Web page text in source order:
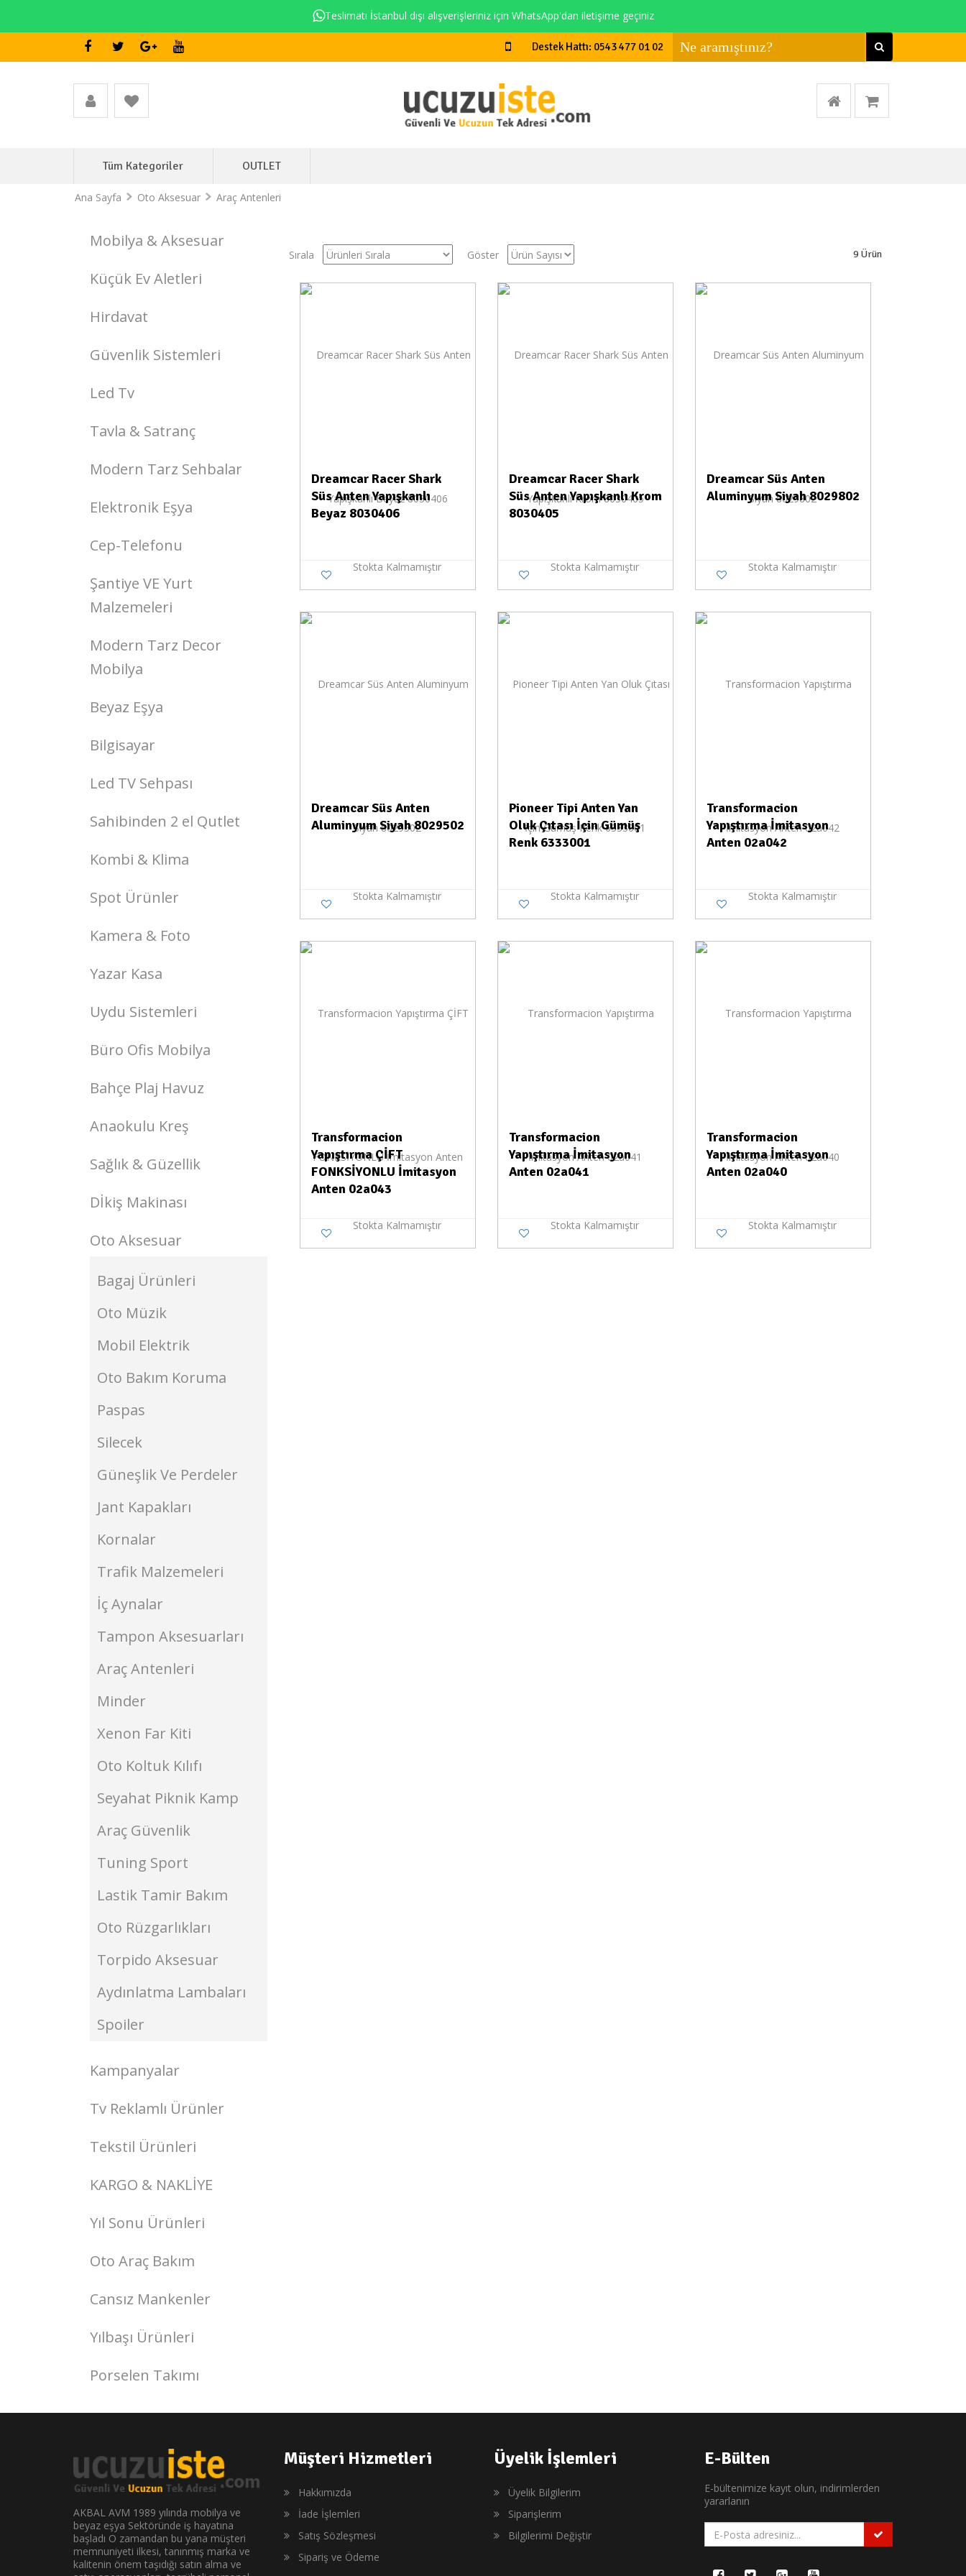
Teslimatı İstanbul dışı alışverişleriniz için WhatsApp'dan iletişime geçiniz
Destek Hattı: 0543 477 01 02
Tüm Kategoriler OUTLET
Ana Sayfa Oto Aksesuar Araç Antenleri
Mobilya & Aksesuar
Küçük Ev Aletleri
Hirdavat
Güvenlik Sistemleri
Led Tv
Tavla & Satranç
Modern Tarz Sehbalar
Elektronik Eşya
Cep-Telefonu
Şantiye VE Yurt
Malzemeleri
Modern Tarz Decor
Mobilya
Beyaz Eşya
Bilgisayar
Led TV Sehpası
Sahibinden 2 el Qutlet
Kombi & Klima
Spot Ürünler
Kamera & Foto
Yazar Kasa
Uydu Sistemleri
Büro Ofis Mobilya
Bahçe Plaj Havuz
Anaokulu Kreş
Sağlık & Güzellik
Dİkiş Makinası
Oto Aksesuar
Bagaj Ürünleri
Oto Müzik
Mobil Elektrik
Oto Bakım Koruma
Paspas
Silecek
Güneşlik Ve Perdeler
Jant Kapakları
Kornalar
Trafik Malzemeleri
İç Aynalar
Tampon Aksesuarları
Araç Antenleri
Minder
Xenon Far Kiti
Oto Koltuk Kılıfı
Seyahat Piknik Kamp
Araç Güvenlik
Tuning Sport
Lastik Tamir Bakım
Oto Rüzgarlıkları
Torpido Aksesuar
Aydınlatma Lambaları
Spoiler
Kampanyalar
Tv Reklamlı Ürünler
Tekstil Ürünleri
KARGO & NAKLİYE
Yıl Sonu Ürünleri
Oto Araç Bakım
Cansız Mankenler
Yılbaşı Ürünleri
Porselen Takımı
Sırala Göster 9Ürün
Dreamcar Racer Shark
Süs Anten Yapışkanlı
Beyaz 8030406
Stokta Kalmamıştır
Dreamcar Racer Shark
Süs Anten Yapışkanlı Krom
8030405
Stokta Kalmamıştır
Dreamcar Süs Anten
Aluminyum Siyah 8029802
Stokta Kalmamıştır
Dreamcar Süs Anten
Aluminyum Siyah 8029502
Stokta Kalmamıştır
Pioneer Tipi Anten Yan
Oluk Çıtası İçin Gümüş
Renk 6333001
Stokta Kalmamıştır
Transformacion
Yapıştırma İmitasyon
Anten 02a042
Stokta Kalmamıştır
Transformacion
Yapıştırma ÇİFT
FONKSİYONLU İmitasyon
Anten 02a043
Stokta Kalmamıştır
Transformacion
Yapıştırma İmitasyon
Anten 02a041
Stokta Kalmamıştır
Transformacion
Yapıştırma İmitasyon
Anten 02a040
Stokta Kalmamıştır
AKBAL AVM 1989 yılında mobilya ve
beyaz eşya Sektöründe iş hayatına
başladı O zamandan bu yana müşteri
memnuniyeti ilkesi, tanınmış marka ve
kalitenin önem taşıdığı satın alma ve
Müşteri Hizmetleri
Hakkımızda
İade İşlemleri
Satış Sözleşmesi
Sipariş ve Ödeme
Üyelik İşlemleri
Üyelik Bilgilerim
Siparişlerim
Bilgilerimi Değiştir
E-Bülten
E-bültenimize kayıt olun, indirimlerden
yararlanın